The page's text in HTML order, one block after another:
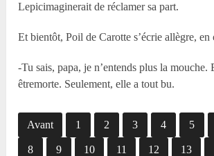
Lepicimaginerait de réclamer sa part.
Et bientôt, Poil de Carotte s’écrie allègre, en
-Tu sais, papa, je n’entends plus la mouche.
êtremorte. Seulement, elle a tout bu.
Avant 1 2 3 4 5
8 9 10 11 12 13